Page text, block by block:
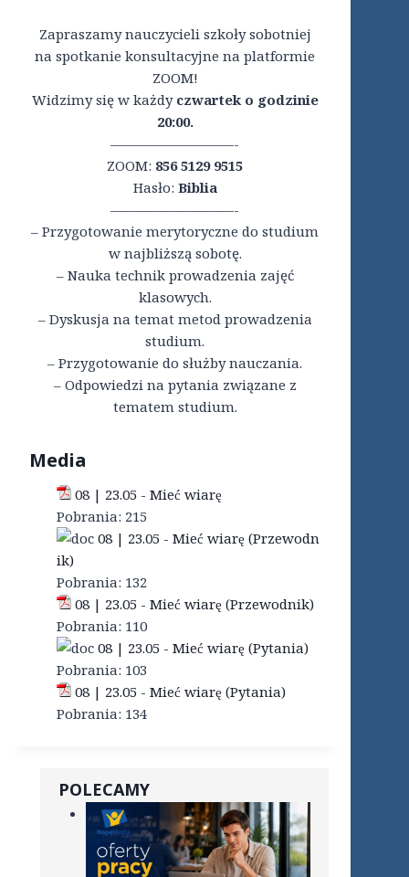
Zapraszamy nauczycieli szkoły sobotniej
na spotkanie konsultacyjne na platformie
ZOOM!
Widzimy się w każdy czwartek o godzinie
20:00.
—————————-
ZOOM: 856 5129 9515
Hasło: Biblia
—————————-
– Przygotowanie merytoryczne do studium
w najbliższą sobotę.
– Nauka technik prowadzenia zajęć
klasowych.
– Dyskusja na temat metod prowadzenia
studium.
– Przygotowanie do służby nauczania.
– Odpowiedzi na pytania związane z
tematem studium.
Media
08 | 23.05 - Mieć wiarę
Pobrania: 215
08 | 23.05 - Mieć wiarę (Przewodn
ik)
Pobrania: 132
08 | 23.05 - Mieć wiarę (Przewodnik)
Pobrania: 110
08 | 23.05 - Mieć wiarę (Pytania)
Pobrania: 103
08 | 23.05 - Mieć wiarę (Pytania)
Pobrania: 134
POLECAMY